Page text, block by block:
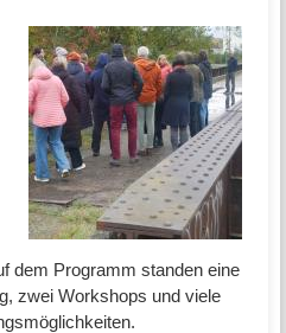
dem Programm standen eine
zwei Workshops und viele